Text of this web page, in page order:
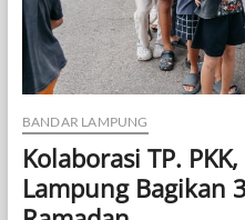
BANDAR LAMPUNG
Kolaborasi TP.
Lampung Bagikan